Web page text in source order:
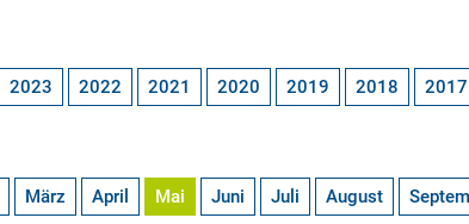
2023 2022 2021 2020 2019 2018 2017
März April Mai Juni Juli August